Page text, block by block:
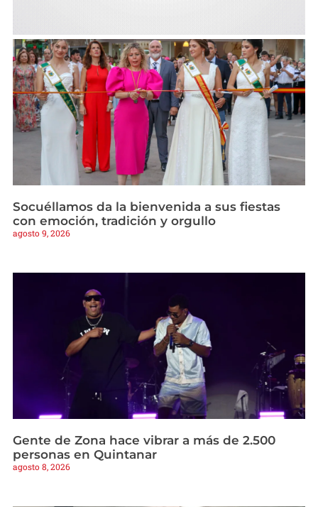
Socuéllamos da la bienvenida a sus fiestas
con emoción, tradición y orgullo
agosto 9, 2026
Gente de Zona hace vibrar a más de 2.500
personas en Quintanar
agosto 8, 2026